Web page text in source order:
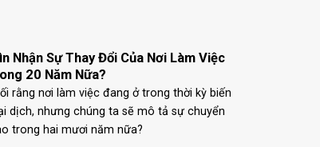
Nhận Sự Thay Đổi Của Nơi Làm Việc
20 Năm Nữa?
rằng nơi làm việc đang ở trong thời kỳ biến
dịch, nhưng chúng ta sẽ mô tả sự chuyển
trong hai mươi năm nữa?